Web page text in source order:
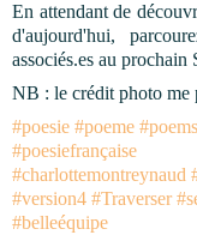
En attendant de
d'aujourd'hui,
associés.es au
NB : le crédit photo me
#poesie #poeme #poems
#poesiefrançaise
#charlottemontreynaud
#version4 #Traverser
#belleéquipe